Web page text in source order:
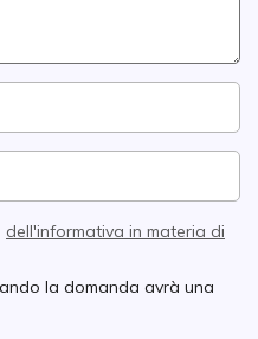
dell'informativa in materia di
la domanda avrà una